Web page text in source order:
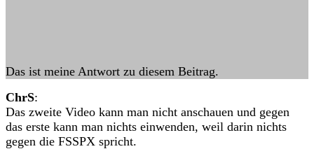
Das ist meine Antwort zu diesem Beitrag.
ChrS:
Das zweite Video kann man nicht anschauen und gegen
das erste kann man nichts einwenden, weil darin nichts
gegen die FSSPX spricht.